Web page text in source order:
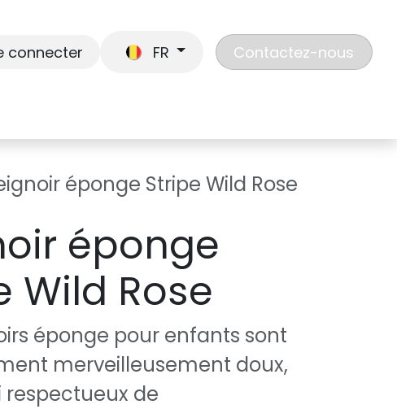
connecter FR Contactez-nous
éponge Stripe Wild Rose
éponge
Wild Rose
éponge pour enfants sont
merveilleusement doux,
respectueux de